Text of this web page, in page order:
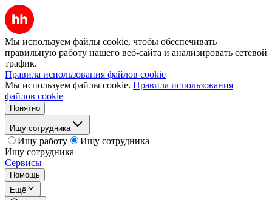
Мы используем файлы cookie, чтобы обеспечивать
правильную работу нашего веб-сайта и анализировать сетевой
трафик.
Правила использования файлов cookie
Мы используем файлы cookie. Правила использования
файлов cookie
Понятно
Ищу сотрудника
Ищу работу
Ищу сотрудника
Ищу сотрудника
Сервисы
Помощь
Ещё